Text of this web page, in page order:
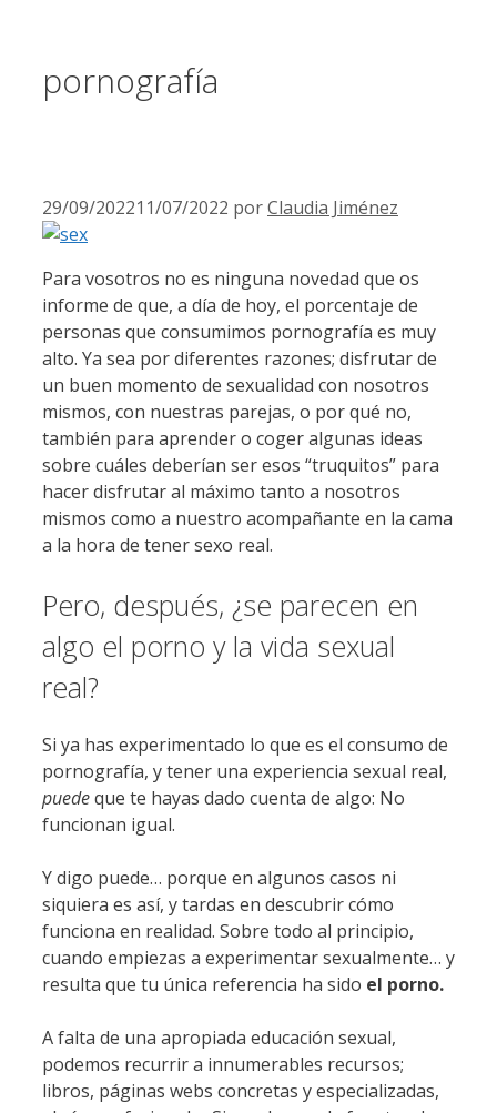
pornografía
29/09/202211/07/2022 porClaudia Jiménez
Para vosotros no es ninguna novedad que os
informe de que, a día de hoy, el porcentaje de
personas que consumimos pornografía es muy
alto. Ya sea por diferentes razones; disfrutar de
un buen momento de sexualidad con nosotros
mismos, con nuestras parejas, o por qué no,
también para aprender o coger algunas ideas
sobre cuáles deberían ser esos “truquitos” para
hacer disfrutar al máximo tanto a nosotros
mismos como a nuestro acompañante en la cama
a la hora de tener sexo real.
Pero, después, ¿se parecen en
algo el porno y la vida sexual
real?
Si ya has experimentado lo que es el consumo de
pornografía, y tener una experiencia sexual real,
puedeque te hayas dado cuenta de algo: No
funcionan igual.
Y digo puede… porque en algunos casos ni
siquiera es así, y tardas en descubrir cómo
funciona en realidad. Sobre todo al principio,
cuando empiezas a experimentar sexualmente… y
resulta que tu única referencia ha sido el porno.
A falta de una apropiada educación sexual,
podemos recurrir a innumerables recursos;
libros, páginas webs concretas y especializadas,